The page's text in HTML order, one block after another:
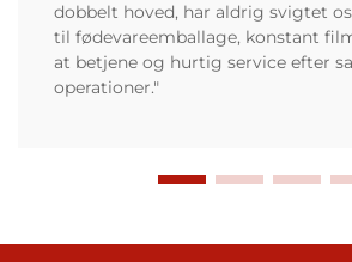
dobbelt hoved, har aldrig svigtet
til fødevareemballage, konstant
at betjene og hurtig service efter
operationer."